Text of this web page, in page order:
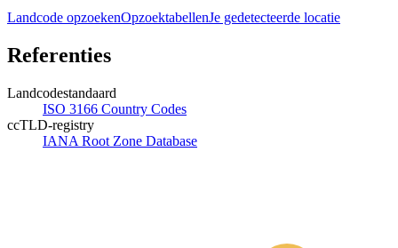
Landcode opzoekenOpzoektabellenJe gedetecteerde locatie
Referenties
Landcodestandaard
ISO 3166 Country Codes
ccTLD-registry
IANA Root Zone Database